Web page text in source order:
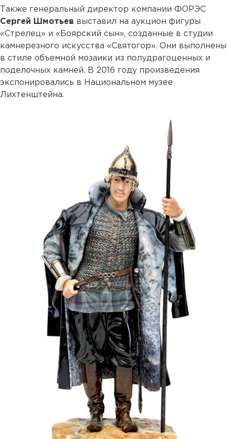
Также генеральный директор компании ФОРЭС
Сергей Шмотьев выставил на аукцион фигуры
«Стрелец» и «Боярский сын», созданные в студии
камнерезного искусства «Святогор». Они выполнены
в стиле объемной мозаики из полудрагоценных и
поделочных камней. В 2016 году произведения
экспонировались в Национальном музее
Лихтенштейна.